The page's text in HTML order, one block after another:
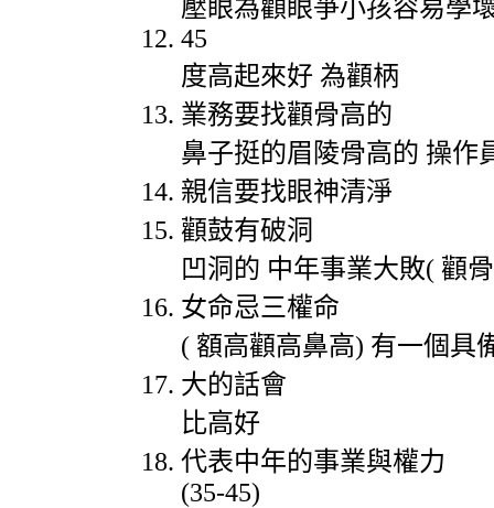
壓眼為顴眼爭小孩容易學
45
度高起來好 為顴柄
業務要找顴骨高的
鼻子挺的眉陵骨高的 操作
親信要找眼神清淨
顴鼓有破洞
凹洞的 中年事業大敗( 顴
女命忌三權命
( 額高顴高鼻高) 有一個具
大的話會
比高好
代表中年的事業與權力
(35-45)